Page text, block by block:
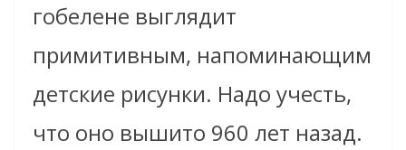
гобелене выглядит
примитивным, напоминающим
детские рисунки. Надо учесть,
что оно вышито 960 лет назад.